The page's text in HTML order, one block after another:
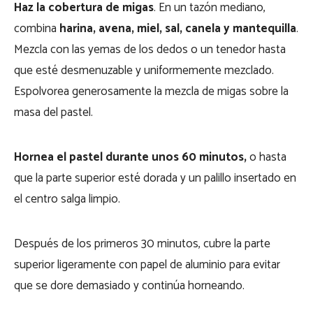
Haz la cobertura de migas. En un tazón mediano,
combina harina, avena, miel, sal, canela y mantequilla.
Mezcla con las yemas de los dedos o un tenedor hasta
que esté desmenuzable y uniformemente mezclado.
Espolvorea generosamente la mezcla de migas sobre la
masa del pastel.
Hornea el pastel durante unos 60 minutos,o hasta
que la parte superior esté dorada y un palillo insertado en
el centro salga limpio.
Después de los primeros 30 minutos, cubre la parte
superior ligeramente con papel de aluminio para evitar
que se dore demasiado y continúa horneando.